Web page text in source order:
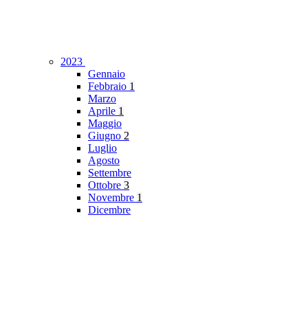
2023
Gennaio
Febbraio 1
Marzo
Aprile 1
Maggio
Giugno 2
Luglio
Agosto
Settembre
Ottobre 3
Novembre 1
Dicembre